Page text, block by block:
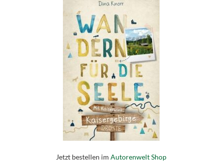
Jetzt bestellen im Autorenwelt Shop